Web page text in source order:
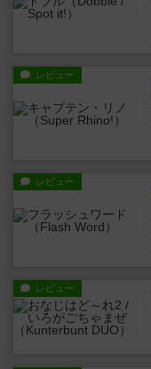
レビュー
レビュー
レビュー